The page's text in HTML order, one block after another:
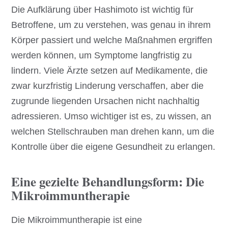
Die Aufklärung über Hashimoto ist wichtig für
Betroffene, um zu verstehen, was genau in ihrem
Körper passiert und welche Maßnahmen ergriffen
werden können, um Symptome langfristig zu
lindern. Viele Ärzte setzen auf Medikamente, die
zwar kurzfristig Linderung verschaffen, aber die
zugrunde liegenden Ursachen nicht nachhaltig
adressieren. Umso wichtiger ist es, zu wissen, an
welchen Stellschrauben man drehen kann, um die
Kontrolle über die eigene Gesundheit zu erlangen.
Eine gezielte Behandlungsform: Die
Mikroimmuntherapie
Die Mikroimmuntherapie ist eine